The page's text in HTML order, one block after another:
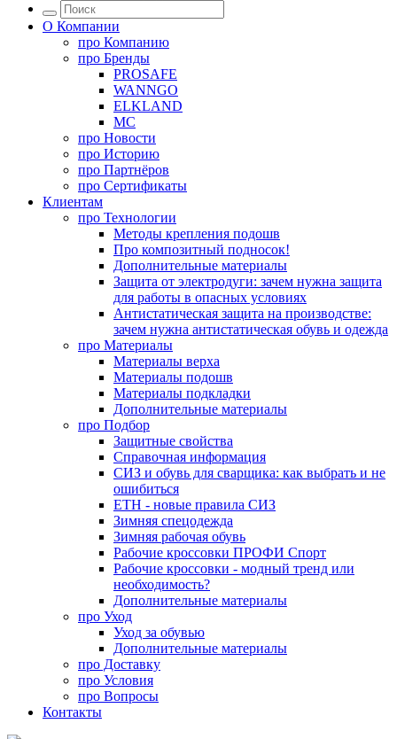
О Компании
про Компанию
про Бренды
PROSAFE
WANNGO
ELKLAND
MC
про Новости
про Историю
про Партнёров
про Сертификаты
Клиентам
про Технологии
Методы крепления подошв
Про композитный подносок!
Дополнительные материалы
Защита от электродуги: зачем нужна защита
для работы в опасных условиях
Антистатическая защита на производстве:
зачем нужна антистатическая обувь и одежда
про Материалы
Материалы верха
Материалы подошв
Материалы подкладки
Дополнительные материалы
про Подбор
Защитные свойства
Справочная информация
СИЗ и обувь для сварщика: как выбрать и не
ошибиться
ЕТН - новые правила СИЗ
Зимняя спецодежда
Зимняя рабочая обувь
Рабочие кроссовки ПРОФИ Спорт
Рабочие кроссовки - модный тренд или
необходимость?
Дополнительные материалы
про Уход
Уход за обувью
Дополнительные материалы
про Доставку
про Условия
про Вопросы
Контакты